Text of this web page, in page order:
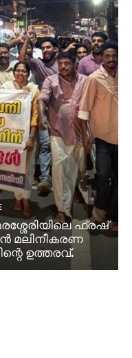
ഫ്രഷ്
മലിനീകരണ
ഉത്തരവ്.